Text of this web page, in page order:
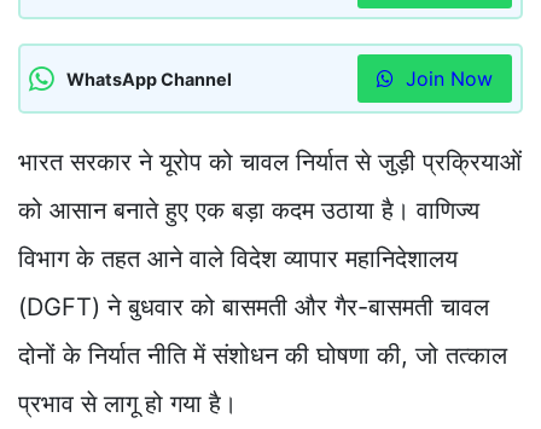
WhatsApp Channel Join Now
भारत सरकार ने यूरोप को चावल निर्यात से जुड़ी प्रक्रियाओं
को आसान बनाते हुए एक बड़ा कदम उठाया है। वाणिज्य
विभाग के तहत आने वाले विदेश व्यापार महानिदेशालय
(DGFT) ने बुधवार को बासमती और गैर-बासमती चावल
दोनों के निर्यात नीति में संशोधन की घोषणा की, जो तत्काल
प्रभाव से लागू हो गया है।